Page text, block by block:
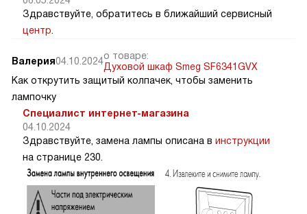
Здравствуйте, обратитесь в ближайший сервисный
центр
Валерия04.10.2024о товаре:
Духовой шкаф Smeg SF6341GVX
Как открутить защитый колпачек, чтобы заменить
лампочку
Специалист интернет-магазина
04.10.2024
Здравствуйте, замена лампы описана в инструкции
на странице 230.